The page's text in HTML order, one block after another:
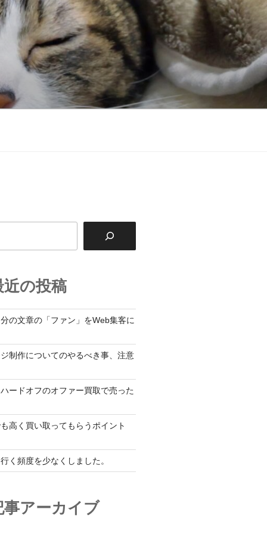
の投稿
の文章の「ファン」をWeb集客に
制作についてのやるべき事、注意
ードオフのオファー買取で売った
高く買い取ってもらうポイント
く頻度を少なくしました。
アーカイブ